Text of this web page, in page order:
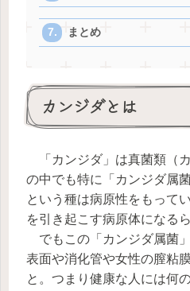
まとめ
カンジダとは
「カンジダ」は真菌類（
の中でも特に「カンジダ属
という種は病原性をもって
を引き起こす病原体になる
でもこの「カンジダ属菌
表面や消化管や女性の膣粘
と。つまり健康な人には何